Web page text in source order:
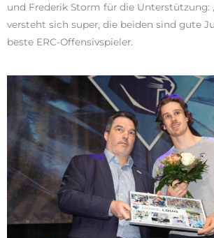
und Frederik Storm für die Unterstützung:
versteht sich super, die beiden sind gute
beste ERC-Offensivspieler.